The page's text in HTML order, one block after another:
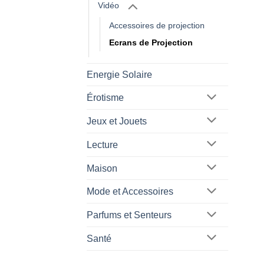
Vidéo
Accessoires de projection
Ecrans de Projection
Energie Solaire
Érotisme
Jeux et Jouets
Lecture
Maison
Mode et Accessoires
Parfums et Senteurs
Santé